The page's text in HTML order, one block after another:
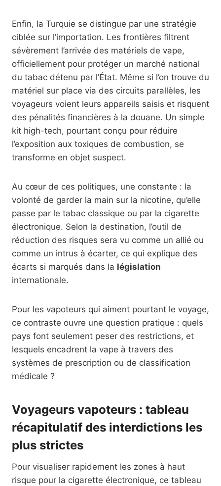
Enfin, la Turquie se distingue par une stratégie
ciblée sur l’importation. Les frontières filtrent
sévèrement l’arrivée des matériels de vape,
officiellement pour protéger un marché national
du tabac détenu par l’État. Même si l’on trouve du
matériel sur place via des circuits parallèles, les
voyageurs voient leurs appareils saisis et risquent
des pénalités financières à la douane. Un simple
kit high-tech, pourtant conçu pour réduire
l’exposition aux toxiques de combustion, se
transforme en objet suspect.
Au cœur de ces politiques, une constante : la
volonté de garder la main sur la nicotine, qu’elle
passe par le tabac classique ou par la cigarette
électronique. Selon la destination, l’outil de
réduction des risques sera vu comme un allié ou
comme un intrus à écarter, ce qui explique des
écarts si marqués dans la législation
internationale.
Pour les vapoteurs qui aiment pourtant le voyage,
ce contraste ouvre une question pratique : quels
pays font seulement peser des restrictions, et
lesquels encadrent la vape à travers des
systèmes de prescription ou de classification
médicale ?
Voyageurs vapoteurs : tableau
récapitulatif des interdictions les
plus strictes
Pour visualiser rapidement les zones à haut
risque pour la cigarette électronique, ce tableau